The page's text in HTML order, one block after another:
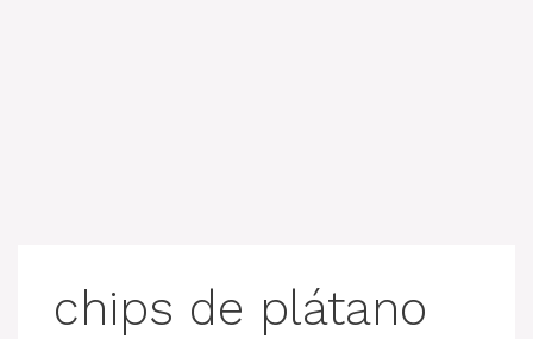
chips de plátano